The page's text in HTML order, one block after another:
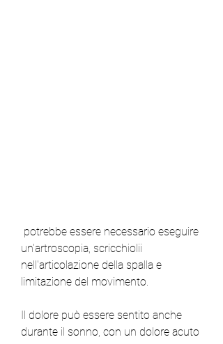
un'artroscopia, scricchiolii
nell'articolazione della spalla e
limitazione del movimento.
Il dolore può essere sentito anche
durante il sonno, con un dolore acuto